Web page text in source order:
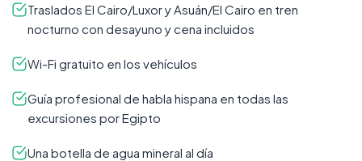
Traslados El Cairo/Luxor y Asuán/El Cairo en tren
nocturno con desayuno y cena incluidos
Wi-Fi gratuito en los vehículos
Guía profesional de habla hispana en todas las
excursiones por Egipto
Una botella de agua mineral al día